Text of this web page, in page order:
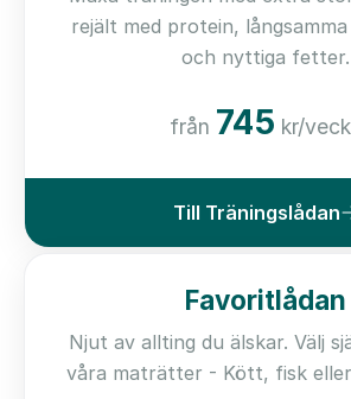
rejält med protein,
och nyttiga fetter.
från 745 kr/
Till Träningslådan
Favoritlådan
Njut av allting du älskar. Välj
våra maträtter - Kött, fisk